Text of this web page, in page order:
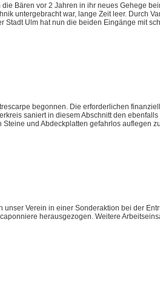
Bären vor 2 Jahren in ihr neues Gehege
untergebracht war, lange Zeit leer. Durch
Ulm hat nun die beiden Eingänge mit
begonnen. Die erforderlichen
saniert in diesem Abschnitt den
und Abdeckplatten gefahrlos auflegen
unser Verein in einer Sonderaktion bei der
herausgezogen. Weitere